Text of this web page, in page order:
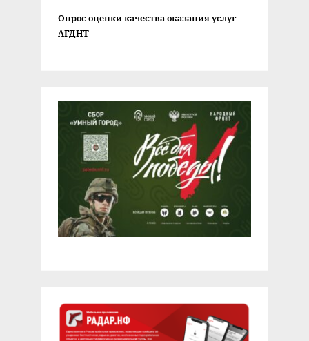
Опрос оценки качества оказания услуг
АГДНТ